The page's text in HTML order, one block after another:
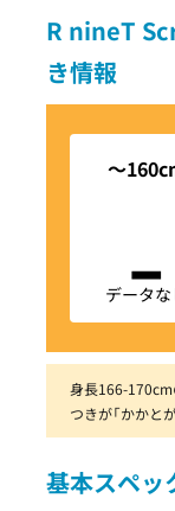
R nineT
き情報
～
-
データな
身長166-
つきが「かかと
基本スペッ